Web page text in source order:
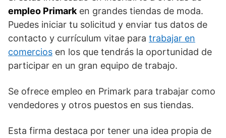
empleo Primark en grandes tiendas de moda.
Puedes iniciar tu solicitud y enviar tus datos de
contacto y currículum vitae para trabajar en
comercios en los que tendrás la oportunidad de
participar en un gran equipo de trabajo.
Se ofrece empleo en Primark para trabajar como
vendedores y otros puestos en sus tiendas.
Esta firma destaca por tener una idea propia de